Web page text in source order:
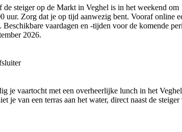
de steiger op de Markt in Veghel is in het weekend
uur. Zorg dat je op tijd aanwezig bent. Vooraf online
vaardagen en -tijden voor de komende
2026.
je vaartocht met een overheerlijke lunch in het
je van een terras aan het water, direct naast de